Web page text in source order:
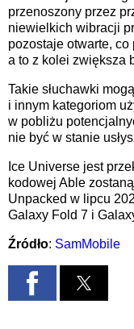
przenoszony przez
niewielkich wibracji
pozostaje otwarte, co
a to z kolei zwiększa
Takie słuchawki
i innym kategoriom
w pobliżu
nie być w stanie
Ice Universe jest
kodowej Able
Unpacked w lipcu
Galaxy Fold 7 i
Źródło: SamMobile